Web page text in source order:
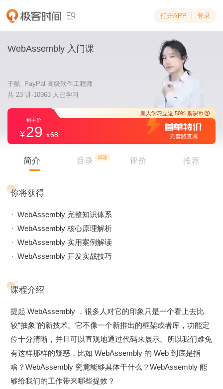
 打开APP 登录
WebAssembly 入门课
于航 PayPal 高级软件工程师
共 23 讲·10963 人已学习
29 68
新人学习立返
简介 目录 试读 评价 推荐
你将获得
WebAssembly 完整知识体系
WebAssembly 核心原理解析
WebAssembly 实用案例解读
WebAssembly 开发实战技巧
课程介绍
提起 WebAssembly ，很多人对它的印象只是一个看上去比
较“抽象”的新技术。它不像一个新推出的框架或者库，功能定
位十分清晰，并且可以直观地通过代码来展示。所以我们难免
有这样那样的疑惑，比如 WebAssembly 的 Web 到底是指
啥？WebAssembly 究竟能够具体干什么？WebAssembly 能
够给我们的工作带来哪些提效？